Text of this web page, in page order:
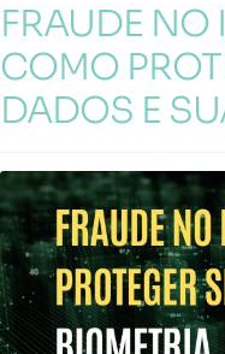
FRAUDE NO
COMO
DADOS E